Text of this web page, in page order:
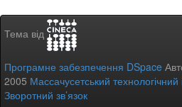
Тема від
Програмне забезпечення DSpace
2005 Массачусетський технологічний
Зворотний зв’язок